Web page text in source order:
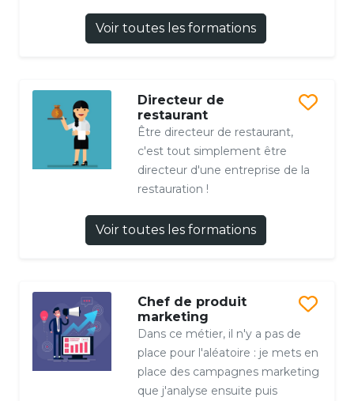
Voir toutes les formations
Directeur de
restaurant
Être directeur de restaurant,
c'est tout simplement être
directeur d'une entreprise de la
restauration !
Voir toutes les formations
Chef de produit
marketing
Dans ce métier, il n'y a pas de
place pour l'aléatoire : je mets en
place des campagnes marketing
que j'analyse ensuite puis